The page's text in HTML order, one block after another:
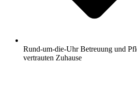
Rund-um-die-Uhr Betreuung und
vertrauten Zuhause